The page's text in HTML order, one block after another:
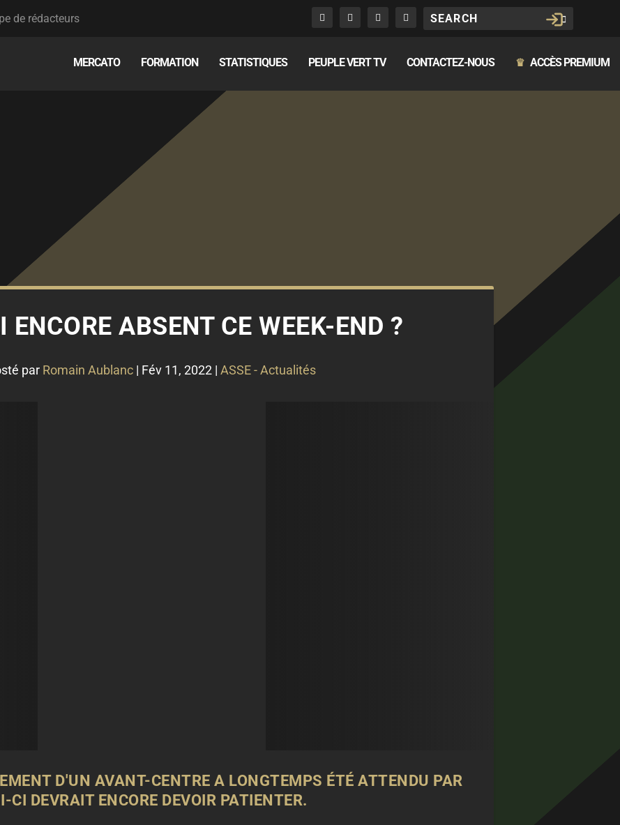
de rédacteurs
MERCATO FORMATION STATISTIQUES PEUPLE VERT TV CONTACTEZ-NOUS ♛ ACCÈS PREMIUM
ENCORE ABSENT CE WEEK-END ?
par Romain Aublanc | Fév 11, 2022 | ASSE - Actualités
D'UN AVANT-CENTRE A LONGTEMPS ÉTÉ ATTENDU PAR
CI DEVRAIT ENCORE DEVOIR PATIENTER.